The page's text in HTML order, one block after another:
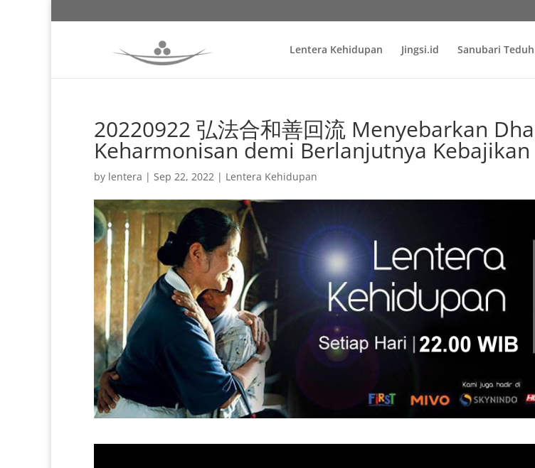
Lentera Kehidupan Jingsi.id Sanubari Teduh
20220922 弘法合和善回流 Menyebarkan
Keharmonisan demi Berlanjutnya Kebajikan
by lentera | Sep 22, 2022 | Lentera Kehidupan